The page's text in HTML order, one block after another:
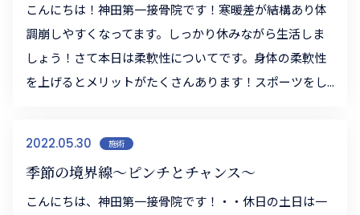
こんにちは！神田第一接骨院です！寒暖差が結構あり体
調崩しやすくなってます。しっかり休みながら生活しま
しょう！さて本日は柔軟性についてです。身体の柔軟性
を上げるとメリットがたくさんあります！スポーツをし...
2022.05.30 施術
季節の境界線～ピンチとチャンス～
こんにちは、神田第一接骨院です！・・休日の土日は一